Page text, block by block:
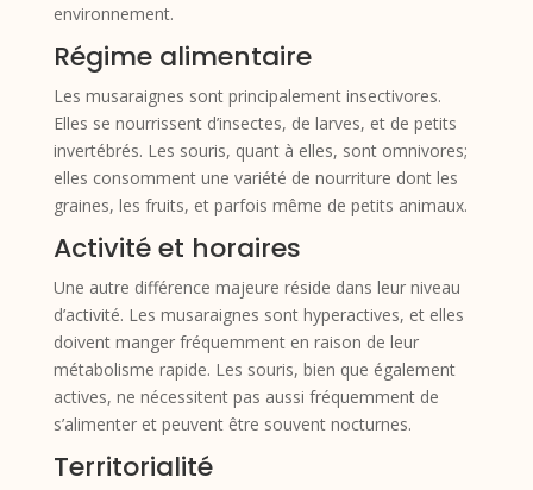
environnement.
Régime alimentaire
Les musaraignes sont principalement insectivores.
Elles se nourrissent d’insectes, de larves, et de petits
invertébrés. Les souris, quant à elles, sont omnivores;
elles consomment une variété de nourriture dont les
graines, les fruits, et parfois même de petits animaux.
Activité et horaires
Une autre différence majeure réside dans leur niveau
d’activité. Les musaraignes sont hyperactives, et elles
doivent manger fréquemment en raison de leur
métabolisme rapide. Les souris, bien que également
actives, ne nécessitent pas aussi fréquemment de
s’alimenter et peuvent être souvent nocturnes.
Territorialité